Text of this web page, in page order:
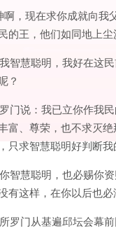
啊，现在求你成就向我
的王，他们如同地上尘
智慧聪明，我好在这
？
门说：我已立你作我
富、尊荣，也不求灭
只求智慧聪明好判断我
智慧聪明，也必赐你资
有这样，在你以后也必
罗门从基遍邱坛会幕